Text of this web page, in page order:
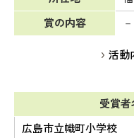
賞の内容
－
活動
受賞
広島市立幟町小学校